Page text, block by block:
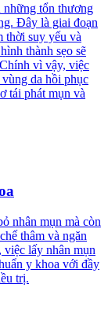
những tổn thương
Đây là giai đoạn
thời suy yếu và
thành sẹo sẽ
vì vậy, việc
da hồi phục
tái phát mụn và
nhân mụn mà còn
thâm và ngăn
việc lấy nhân mụn
y khoa với đầy
trị.